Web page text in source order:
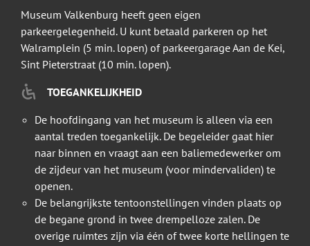
Museum Valkenburg heeft geen eigen
parkeergelegenheid. U kunt betaald parkeren op het
Walramplein (5 min. lopen) of parkeergarage Aan de Kei,
Sint Pieterstraat (10 min. lopen).
TOEGANKELIJKHEID
De hoofdingang van het museum is alleen via een
aantal treden toegankelijk. De begeleider gaat hier
naar binnen en vraagt aan een baliemedewerker om
de zijdeur van het museum (voor mindervaliden) te
openen.
De belangrijkste tentoonstellingen vinden plaats op
de begane grond in twee drempelloze zalen. De
overige ruimtes zijn via één of twee korte hellingen te